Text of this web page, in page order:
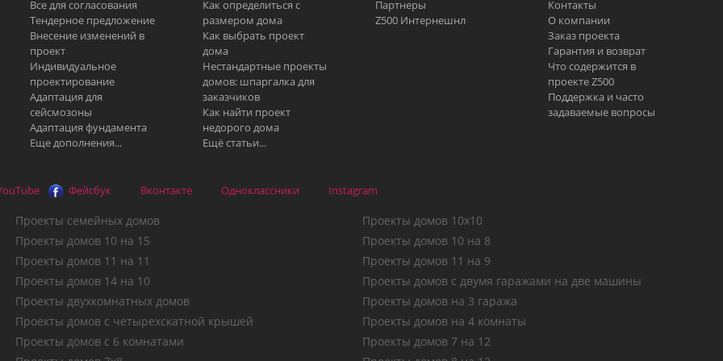
Все для согласования
Тендерное предложение
Внесение изменений в
проект
Индивидуальное
проектирование
Адаптация для
сейсмозоны
Адаптация фундамента
Еще дополнения...
Как определиться с
размером дома
Как выбрать проект
дома
Нестандартные проекты
домов: шпаргалка для
заказчиков
Как найти проект
недорого дома
Ещё статьи...
Партнеры
Z500 Интернешнл
Контакты
О компании
Заказ проекта
Гарантия и возврат
Что содержится в
проекте Z500
Поддержка и часто
задаваемые вопросы
Фейсбук Вконтакте Одноклассники Instagram
Проекты семейных домов
Проекты домов 10х10
Проекты домов 10 на 15
Проекты домов 10 на 8
Проекты домов 11 на 11
Проекты домов 11 на 9
Проекты домов 14 на 10
Проекты домов с двумя гаражами на две машины
Проекты двухкомнатных домов
Проекты домов на 3 гаража
Проекты домов с четырехскатной крышей
Проекты домов на 4 комнаты
Проекты домов с 6 комнатами
Проекты домов 7 на 12